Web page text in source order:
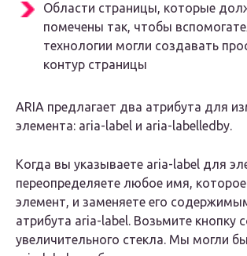
Области страницы, которые
помечены так, чтобы
технологии могли создавать
контур страницы
ARIA предлагает два атрибута для
элемента: aria-label и aria-labelledby.
Когда вы указываете aria-label для
переопределяете любое имя,
элемент, и заменяете его
атрибута aria-label. Возьмите кнопку
увеличительного стекла. Мы могли